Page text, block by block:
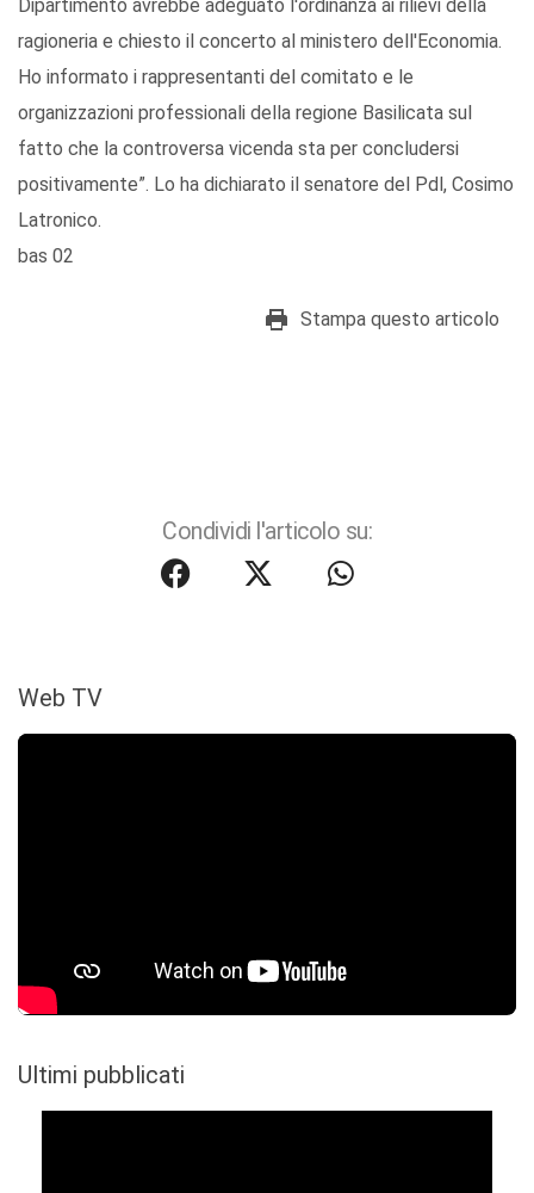
Dipartimento avrebbe adeguato l'ordinanza ai rilievi della
ragioneria e chiesto il concerto al ministero dell'Economia.
Ho informato i rappresentanti del comitato e le
organizzazioni professionali della regione Basilicata sul
fatto che la controversa vicenda sta per concludersi
positivamente”. Lo ha dichiarato il senatore del Pdl, Cosimo
Latronico.
bas 02
Stampa questo articolo
Condividi l'articolo su:
Web TV
Ultimi pubblicati